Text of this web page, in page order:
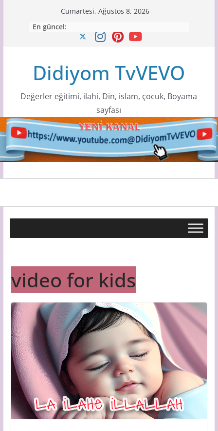
Cumartesi, Ağustos 8, 2026
En güncel:
Didiyom TvVEVO
Değerler eğitimi, ilahi, Din, islam, çocuk, Boyama
sayfası
video for kids